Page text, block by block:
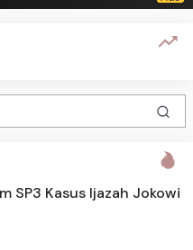
SP3 Kasus Ijazah Jokowi